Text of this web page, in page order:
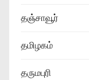
தஞ்சாவூர்
தமிழகம்
தருமபுரி